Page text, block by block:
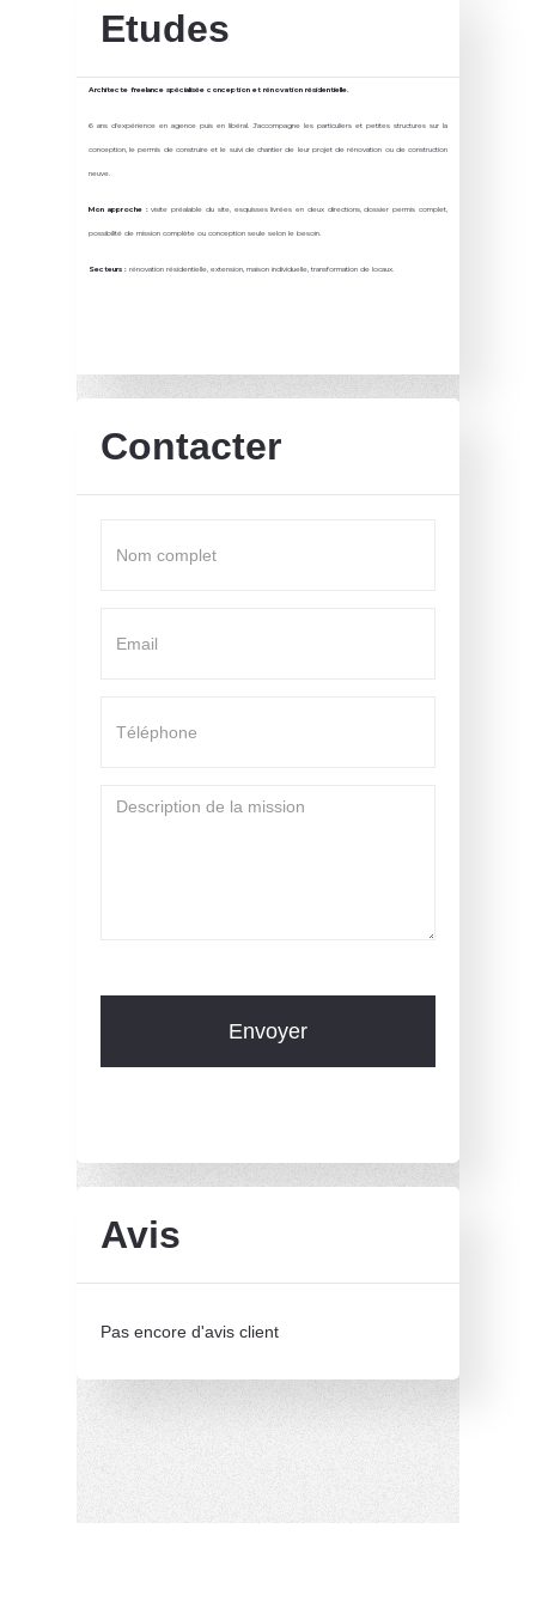
Etudes
Architecte freelance spécialisée conception et rénovation résidentielle.
6 ans d'expérience en agence puis en libéral. J'accompagne les particuliers et petites structures sur la
conception, le permis de construire et le suivi de chantier de leur projet de rénovation ou de construction
neuve.
Mon approche :visite préalable du site, esquisses livrées en deux directions, dossier permis complet,
possibilité de mission complète ou conception seule selon le besoin.
Secteurs : rénovation résidentielle, extension, maison individuelle, transformation de locaux.
Contacter
Avis
Pas encore d'avis client